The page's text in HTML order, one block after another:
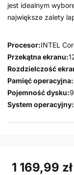
jest idealnym
największe zalety
Procesor:INTEL
Przekątna ekranu:
Rozdzielczość
Pamięć operacyjna:
Pojemność dysku:
System operacyjny:
1 169,99 zł